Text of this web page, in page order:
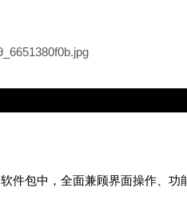
件包中，全面兼顾界面操作、功